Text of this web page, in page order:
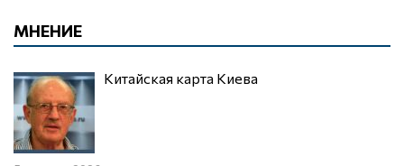
МНЕНИЕ
Китайская карта Киева